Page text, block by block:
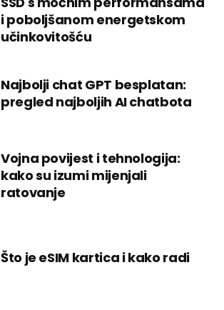
i poboljšanom energetskom
učinkovitošću
Najbolji chat GPT besplatan:
pregled najboljih AI chatbota
Vojna povijest i tehnologija:
kako su izumi mijenjali
ratovanje
Što je eSIM kartica i kako radi